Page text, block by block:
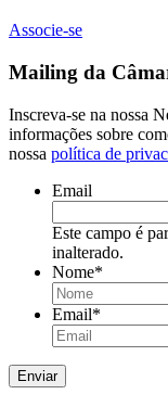
Associe-se
Mailing da
Inscreva-se na nossa
informações sobre
nossa política de
Email
Este campo é
inalterado.
Nome*
Email*